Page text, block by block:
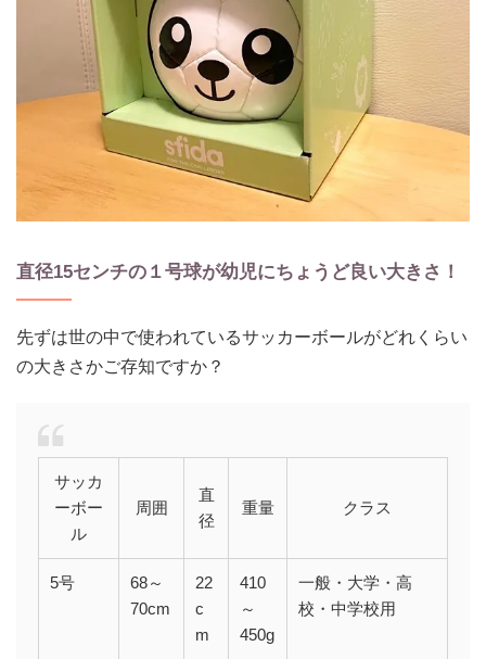
直径15センチの１号球が幼児にちょうど良い大きさ！
先ずは世の中で使われているサッカーボールがどれくらい
の大きさかご存知ですか？
サッカ
ーボー
ル
周囲
直
径
重量 クラス
5号
68～
70cm
22
c
m
410
～
450g
一般・大学・高
校・中学校用